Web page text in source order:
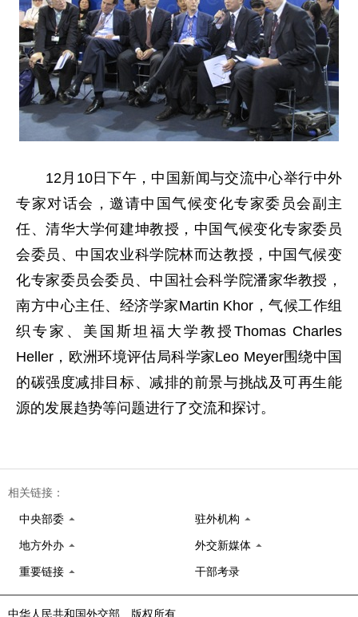
12月10日下午，中国新闻与交流中心举行中外
专家对话会，邀请中国气候变化专家委员会副主
任、清华大学何建坤教授，中国气候变化专家委员
会委员、中国农业科学院林而达教授，中国气候变
化专家委员会委员、中国社会科学院潘家华教授，
南方中心主任、经济学家Martin Khor，气候工作组
织专家、美国斯坦福大学教授Thomas Charles
Heller，欧洲环境评估局科学家Leo Meyer围绕中国
的碳强度减排目标、减排的前景与挑战及可再生能
源的发展趋势等问题进行了交流和探讨。
相关链接：
中央部委 驻外机构
地方外办 外交新媒体
重要链接 干部考录
中华人民共和国外交部 版权所有